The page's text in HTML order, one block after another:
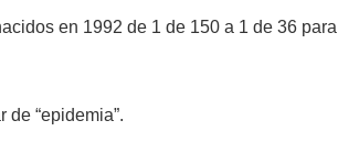
en 1992 de 1 de 150 a 1 de 36 para
“epidemia”.